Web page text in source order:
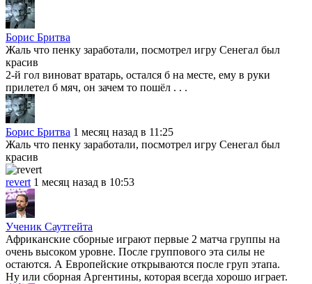
Бориc Бритвa
Жаль что пенку заработали, посмотрел игру Сенегал был
красив
2-й гол виноват вратарь, остался б на месте, ему в руки
прилетел б мяч, он зачем то пошёл . . .
Бориc Бритвa 1 месяц назад в 11:25
Жаль что пенку заработали, посмотрел игру Сенегал был
красив
revert 1 месяц назад в 10:53
Ученик Саутгейта
Африканские сборные играют первые 2 матча группы на
очень высоком уровне. После группового эта силы не
остаются. А Европейские открываются после груп этапа.
Ну или сборная Аргентины, которая всегда хорошо играет.